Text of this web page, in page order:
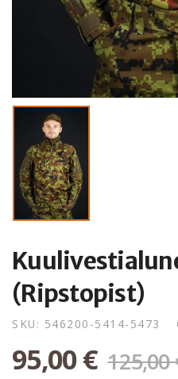
(Ripstopist)
SKU: 546200-5414-5473
95,00€ 125,00